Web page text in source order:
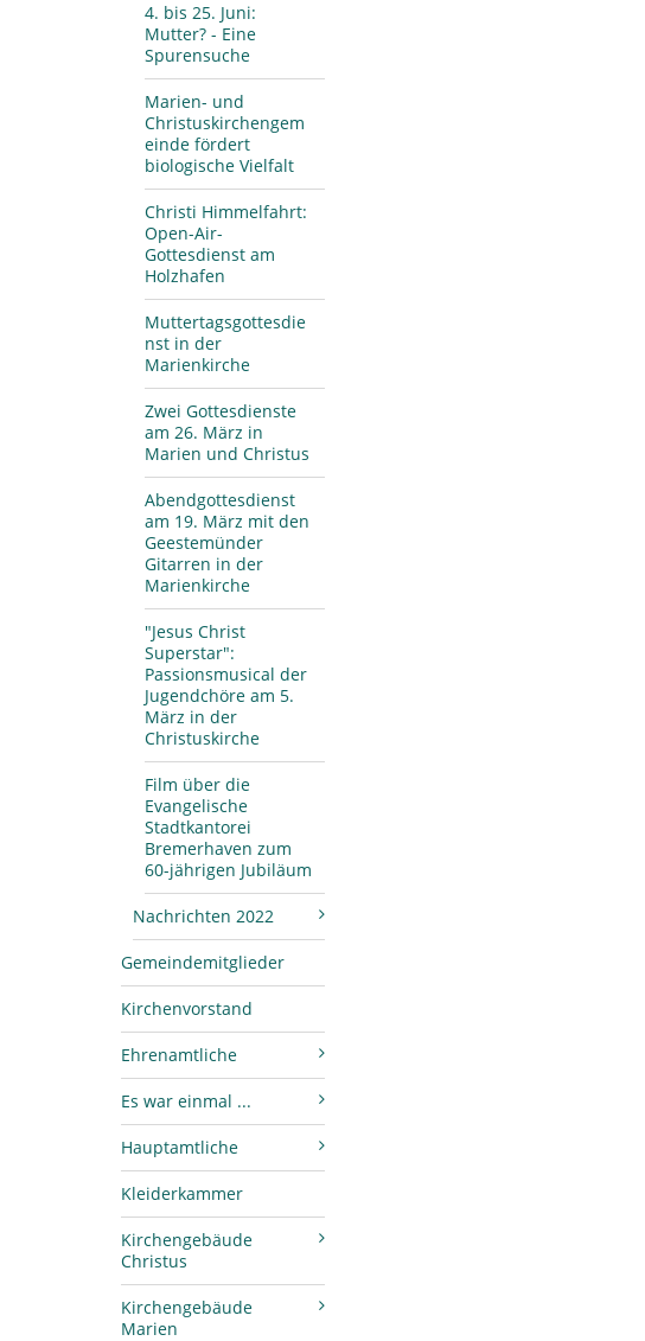
4. bis 25. Juni:
Mutter? - Eine
Spurensuche
Marien- und
Christuskirchengem
einde fördert
biologische Vielfalt
Christi Himmelfahrt:
Open-Air-
Gottesdienst am
Holzhafen
Muttertagsgottesdie
nst in der
Marienkirche
Zwei Gottesdienste
am 26. März in
Marien und Christus
Abendgottesdienst
am 19. März mit den
Geestemünder
Gitarren in der
Marienkirche
"Jesus Christ
Superstar":
Passionsmusical der
Jugendchöre am 5.
März in der
Christuskirche
Film über die
Evangelische
Stadtkantorei
Bremerhaven zum
60-jährigen Jubiläum
Nachrichten 2022
Gemeindemitglieder
Kirchenvorstand
Ehrenamtliche
Es war einmal ...
Hauptamtliche
Kleiderkammer
Kirchengebäude
Christus
Kirchengebäude
Marien